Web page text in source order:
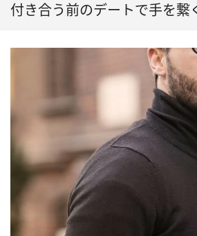
付き合う前のデートで手を繋